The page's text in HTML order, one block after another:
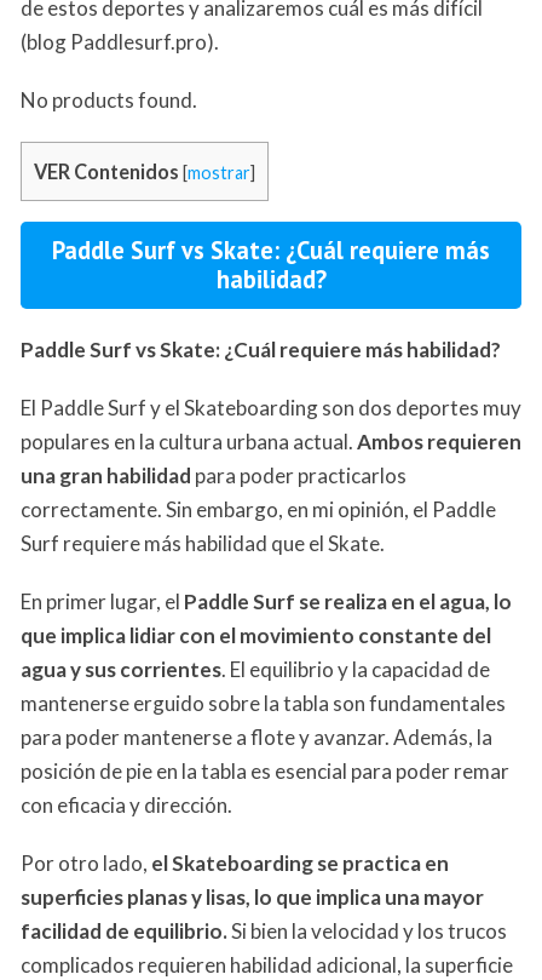
de estos deportes y analizaremos cuál es más difícil
(blog Paddlesurf.pro).
No products found.
VER Contenidos [mostrar]
Paddle Surf vs Skate: ¿Cuál requiere más
habilidad?
Paddle Surf vs Skate: ¿Cuál requiere más habilidad?
El Paddle Surf y el Skateboarding son dos deportes muy
populares en la cultura urbana actual.Ambos requieren
una gran habilidad para poder practicarlos
correctamente. Sin embargo, en mi opinión, el Paddle
Surf requiere más habilidad que el Skate.
En primer lugar, el Paddle Surf se realiza en el agua, lo
que implica lidiar con el movimiento constante del
agua y sus corrientes. El equilibrio y la capacidad de
mantenerse erguido sobre la tabla son fundamentales
para poder mantenerse a flote y avanzar. Además, la
posición de pie en la tabla es esencial para poder remar
con eficacia y dirección.
Por otro lado, el Skateboarding se practica en
superficies planas y lisas, lo que implica una mayor
facilidad de equilibrio.Si bien la velocidad y los trucos
complicados requieren habilidad adicional, la superficie